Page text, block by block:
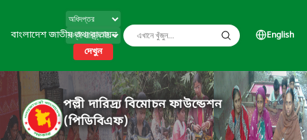
বাংলাদেশ জাতীয় তথ্য বাতায়ন
দেখুন
English
পল্লী দারিদ্র্য বিমোচন ফাউন্ডেশন
(পিডিবিএফ)